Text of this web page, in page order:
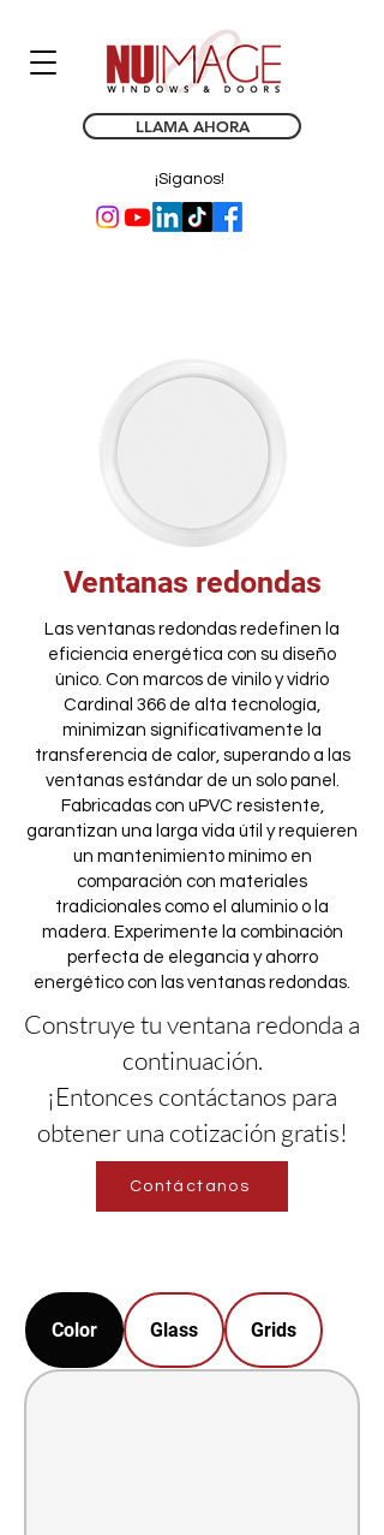
LLAMA AHORA
¡Síganos!
Ventanas redondas
Las ventanas redondas redefinen la
eficiencia energética con su diseño
único. Con marcos de vinilo y vidrio
Cardinal 366 de alta tecnología,
minimizan significativamente la
transferencia de calor, superando a las
ventanas estándar de un solo panel.
Fabricadas con uPVC resistente,
garantizan una larga vida útil y requieren
un mantenimiento mínimo en
comparación con materiales
tradicionales como el aluminio o la
madera. Experimente la combinación
perfecta de elegancia y ahorro
energético con las ventanas redondas.
Construye tu ventana redonda a
continuación.
¡Entonces contáctanos para
obtener una cotización gratis!
Contáctanos
Color Glass Grids